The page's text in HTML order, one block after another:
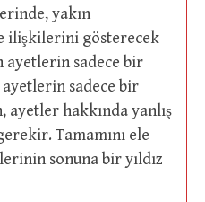
yakın
ilişkilerini gösterecek
ayetlerin sadece bir
ayetlerin sadece bir
ayetler hakkında yanlış
Tamamını ele
sonuna bir yıldız